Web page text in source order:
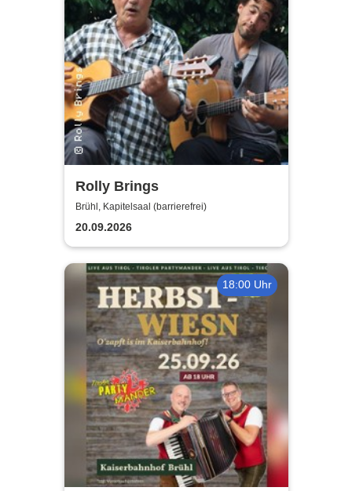
Rolly Brings
Brühl, Kapitelsaal (barrierefrei)
20.09.2026
18:00 Uhr